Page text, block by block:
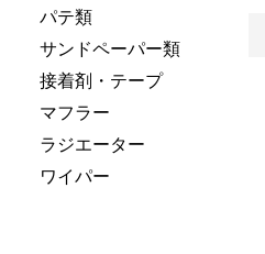
パテ類
サンドペーパー類
接着剤・テープ
マフラー
ラジエーター
ワイパー